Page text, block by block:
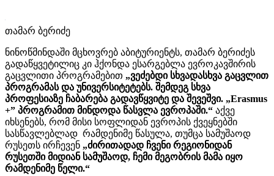
თამარ ბერიძე
ნინოწმინდაში მცხოვრებ აბიტურიენტს, თამარ ბერიძეს
გადაწყვეტილიც კი ჰქონდა ესარგებლა ევროკავშირის
გაცვლითი პროგრამებით „ვეძებდი სხვადასხვა გაცვლით
პროგრამას და უნივერსიტეტებს. შემდეგ სხვა
პროფესიაზე ჩაბარება გადავწყვიტე და შევეშვი. „Erasmus
+” პროგრამით მინდოდა წასვლა ევროპაში.“ აქვე
იხსენებს, რომ მისი სოფლიდან ევროპის ქვეყნებში
სასწავლებლად რამდენიმე წასულა, თუმცა სამუშაოდ
რუსეთს ირჩევენ „ძირითადად ჩვენი რეგიონიდან
რუსეთში მიდიან სამუშაოდ, ჩემი მეგობრის მამა იყო
რამდენიმე წელი.“